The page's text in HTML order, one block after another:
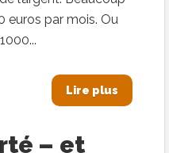
euros par mois. Ou
Lire plus
– et